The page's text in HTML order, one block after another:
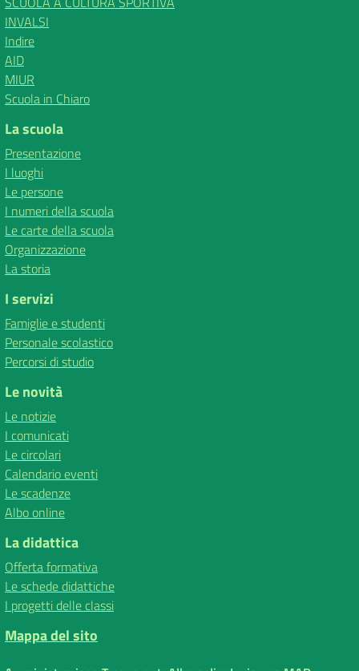
INVALSI
Indire
AID
MIUR
Scuola in Chiaro
La scuola
Presentazione
I luoghi
Le persone
I numeri della scuola
Le carte della scuola
Organizzazione
La storia
I servizi
Famiglie e studenti
Personale scolastico
Percorsi di studio
Le novità
Le notizie
I comunicati
Le circolari
Calendario eventi
Le scadenze
Albo online
La didattica
Offerta formativa
Le schede didattiche
I progetti delle classi
Mappa del sito